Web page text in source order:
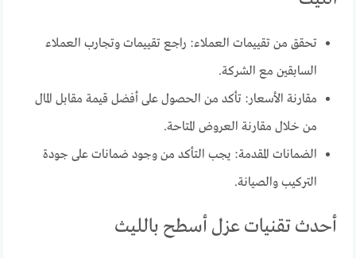
تحقق من تقييمات العملاء: راجع تقييمات وتجارب العملاء
السابقين مع الشركة.
مقارنة الأسعار: تأكد من الحصول على أفضل قيمة مقابل المال
من خلال مقارنة العروض المتاحة.
الضمانات المقدمة: يجب التأكد من وجود ضمانات على جودة
التركيب والصيانة.
أحدث تقنيات عزل أسطح بالليث